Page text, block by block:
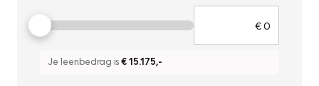
Je leenbedrag is€ 15.175,-